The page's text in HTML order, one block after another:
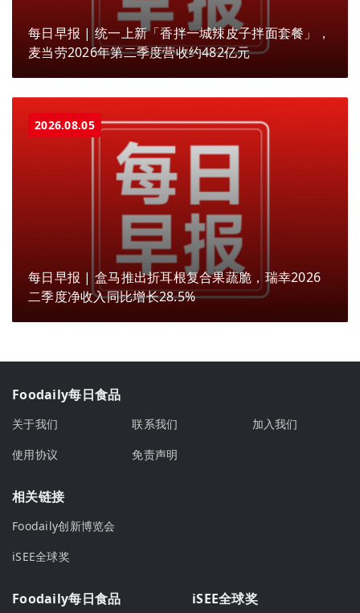
每日早报 | 统一上新「香拌一城辣皮子拌面套餐」，
麦当劳2026年第二季度营收约482亿元
2026.08.05
每日早报 | 盒马推出折耳根复合果蔬脆，瑞幸2026
二季度净收入同比增长28.5%
Foodaily每日食品
关于我们 联系我们
加入我们
使用协议
免责声明
相关链接
Foodaily创新博览会
iSEE全球奖
Foodaily每日食品 iSEE全球奖